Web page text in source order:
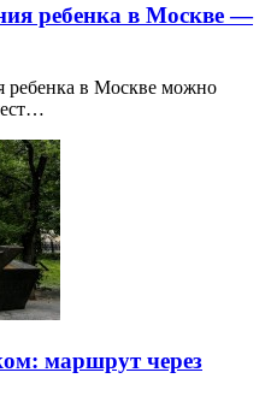
ребенка в Москве —
ребенка в Москве можно
маршрут через